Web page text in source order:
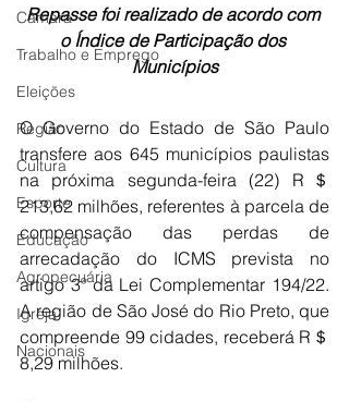
Câmara
Trabalho e Emprego
Eleições
Região
Cultura
Esporte
Educação
Agropecuária
Igreja
Nacionais
Repasse foi realizado de acordo com
o Índice de Participação dos
Municípios
O Governo do Estado de São Paulo
transfere aos 645 municípios paulistas
na próxima segunda-feira (22) R＄
213,62 milhões, referentes à parcela de
compensação das perdas de
arrecadação do ICMS prevista no
artigo 3º da Lei Complementar 194/22.
A região de São José do Rio Preto, que
compreende 99 cidades, receberá R＄
8,29 milhões.